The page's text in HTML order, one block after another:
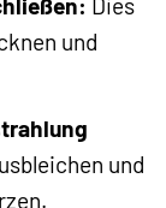
Dies
und
und